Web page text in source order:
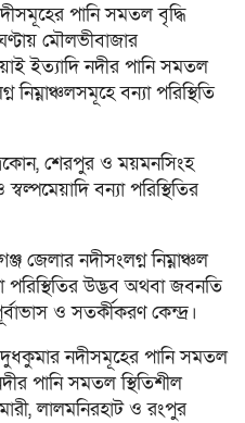
পানি সমতল বৃদ্ধি
মৌলভীবাজার
ইত্যাদি নদীর পানি সমতল
নিম্নাঞ্চলসমূহে বন্যা পরিস্থিতি
শেরপুর ও ময়মনসিংহ
বন্যা পরিস্থিতির
জেলার নদীসংলগ্ন নিম্নাঞ্চল
পরিস্থিতির উদ্ভব অথবা জবনতি
ও সতর্কীকরণ কেন্দ্র।
নদীসমূহের পানি সমতল
পানি সমতল স্থিতিশীল
লালমনিরহাট ও রংপুর